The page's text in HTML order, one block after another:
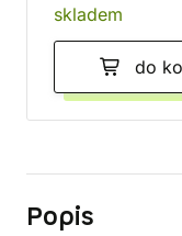
skladem
do
Popis